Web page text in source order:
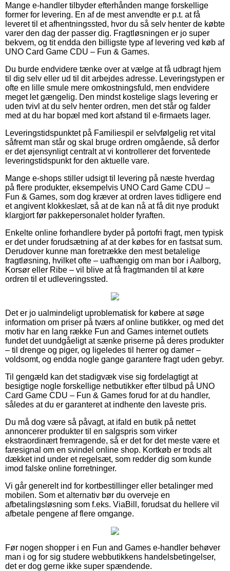
Mange e-handler tilbyder efterhånden mange forskellige
former for levering. En af de mest anvendte er p.t. at få
leveret til et afhentningssted, hvor du så selv henter de købte
varer den dag der passer dig. Fragtløsningen er jo super
bekvem, og tit endda den billigste type af levering ved køb af
UNO Card Game CDU – Fun & Games.
Du burde endvidere tænke over at vælge at få udbragt hjem
til dig selv eller ud til dit arbejdes adresse. Leveringstypen er
ofte en lille smule mere omkostningsfuld, men endvidere
meget let gængelig. Den mindst kostelige slags levering er
uden tvivl at du selv henter ordren, men det står og falder
med at du har bopæl med kort afstand til e-firmaets lager.
Leveringstidspunktet på Familiespil er selvfølgelig ret vital
såfremt man står og skal bruge ordren omgående, så derfor
er det øjensynligt centralt at vi kontrollerer det forventede
leveringstidspunkt for den aktuelle vare.
Mange e-shops stiller udsigt til levering på næste hverdag
på flere produkter, eksempelvis UNO Card Game CDU –
Fun & Games, som dog kræver at ordren laves tidligere end
et angivent klokkeslæt, så at de kan nå at få dit nye produkt
klargjort før pakkepersonalet holder fyraften.
Enkelte online forhandlere byder på portofri fragt, men typisk
er det under forudsætning af at der købes for en fastsat sum.
Derudover kunne man foretrække den mest betalelige
fragtløsning, hvilket ofte – uafhængig om man bor i Aalborg,
Korsør eller Ribe – vil blive at få fragtmanden til at køre
ordren til et udleveringssted.
Det er jo ualmindeligt uproblematisk for købere at søge
information om priser på tværs af online butikker, og med det
motiv har en lang række Fun and Games internet outlets
fundet det uundgåeligt at sænke priserne på deres produkter
– til drenge og piger, og ligeledes til herrer og damer –
voldsomt, og endda nogle gange garantere fragt uden gebyr.
Til gengæld kan det stadigvæk vise sig fordelagtigt at
besigtige nogle forskellige netbutikker efter tilbud på UNO
Card Game CDU – Fun & Games forud for at du handler,
således at du er garanteret at indhente den laveste pris.
Du må dog være så påvagt, at ifald en butik på nettet
annoncerer produkter til en salgspris som virker
ekstraordinært fremragende, så er det for det meste være et
faresignal om en svindel online shop. Kortkøb er trods alt
dækket ind under et regelsæt, som redder dig som kunde
imod falske online forretninger.
Vi går generelt ind for kortbestillinger eller betalinger med
mobilen. Som et alternativ bør du overveje en
afbetalingsløsning som f.eks. ViaBill, forudsat du hellere vil
afbetale pengene af flere omgange.
Før nogen shopper i en Fun and Games e-handler behøver
man i og for sig studere webbutikkens handelsbetingelser,
det er dog gerne ikke super spændende.